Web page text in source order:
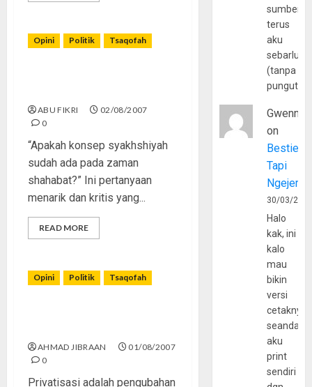
Opini Politik Tsaqofah
ABU FIKRI
02/08/2007
0
“Apakah konsep syakhshiyah
sudah ada pada zaman
shahabat?” Ini pertanyaan
menarik dan kritis yang...
READ MORE
Opini Politik Tsaqofah
AHMAD JIBRAAN
01/08/2007
0
Privatisasi adalah pengubahan
sumber
terus
aku
(tanpa
Gwenny
on
Bestie
Tapi
30/03/
Halo
kak, ini
kalo
mau
bikin
versi
cetaknya
aku
print
sendiri